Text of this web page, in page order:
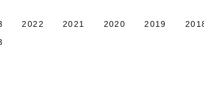
2022 2021 2020 2019